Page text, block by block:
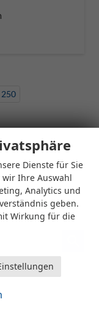
250
Dienste für Sie
Ihre Auswahl
Analytics und
geben.
Wirkung für die